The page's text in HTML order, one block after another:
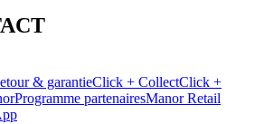
& garantieClick + CollectClick +
Programme partenairesManor Retail